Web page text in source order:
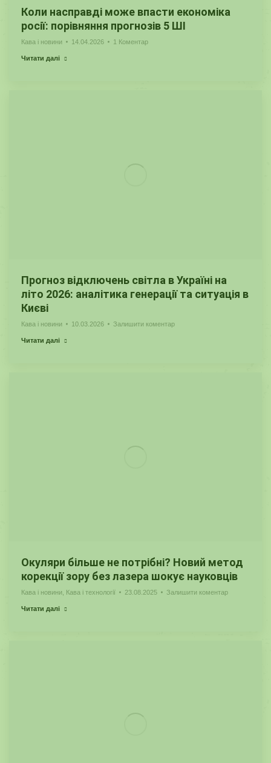
Коли насправді може впасти економіка
росії: порівняння прогнозів 5 ШІ
Кава і новини 14.04.2026 1 Коментар
Читати далі
Прогноз відключень світла в Україні на
літо 2026: аналітика генерації та ситуація в
Києві
Кава і новини 10.03.2026 Залишити коментар
Читати далі
Окуляри більше не потрібні? Новий метод
корекції зору без лазера шокує науковців
Кава і новини Кава і технології 23.08.2025 Залишити коментар
Читати далі